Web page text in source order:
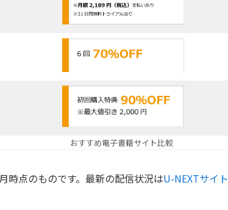
おすすめ電子書籍サイト比較
時点のものです。最新の配信状況はU-NEXTサイト